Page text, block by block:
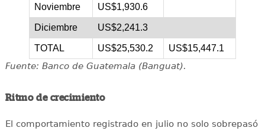
Noviembre US$1,930.6
Diciembre US$2,241.3
TOTAL US$25,530.2 US$15,447.1
Fuente: Banco de Guatemala (Banguat).
Ritmo de crecimiento
El comportamiento registrado en julio no solo sobrepasó